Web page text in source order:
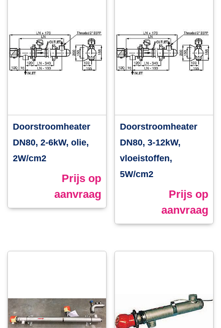
Doorstroomheater
DN80, 2-6kW, olie,
2W/cm2
Prijs op
aanvraag
Doorstroomheater
DN80, 3-12kW,
vloeistoffen,
5W/cm2
Prijs op
aanvraag